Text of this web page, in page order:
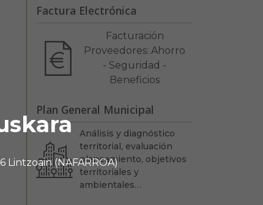
Lintzoain (NAFARROA)
Factura Electrónica
Facturación
Proveedores: Ahorro
- Seguridad -
Beneficios
Plan General Municipal
Análisis y diagnóstico
territorial, evaluación
planeamiento, objetivos
territoriales y
ambientales…